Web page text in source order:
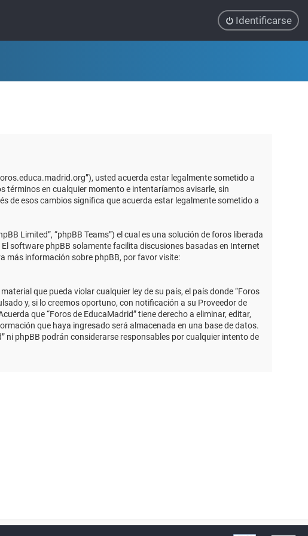
Identificarse
usted acuerda estar legalmente sometido a
términos en cualquier momento e intentaríamos avisarle, sin
de esos cambios significa que acuerda estar legalmente sometido a
Limited”, “phpBB Teams”) el cual es una solución de foros liberada
El software phpBB solamente facilita discusiones basadas en Internet
más información sobre phpBB, por favor visite:
que pueda violar cualquier ley de su país, el país donde “Foros
y, si lo creemos oportuno, con notificación a su Proveedor de
que “Foros de EducaMadrid” tiene derecho a eliminar, editar,
que haya ingresado será almacenada en una base de datos.
ni phpBB podrán considerarse responsables por cualquier intento de